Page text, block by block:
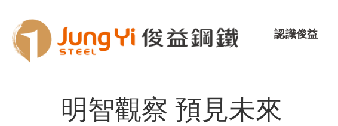
認識俊益
明智觀察 預見未來